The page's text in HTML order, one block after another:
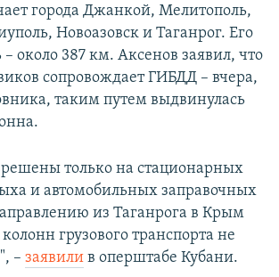
города Джанкой, Мелитополь,
Новоазовск и Таганрог. Его
около 387 км. Аксенов заявил, что
сопровождает ГИБДД – вчера,
таким путем выдвинулась
только на стационарных
и автомобильных заправочных
из Таганрога в Крым
грузового транспорта не
– заявили в оперштабе Кубани.